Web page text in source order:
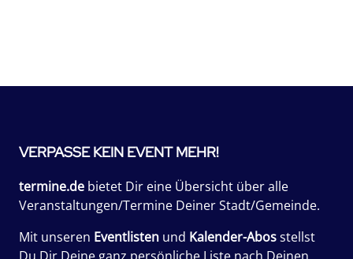
VERPASSE KEIN EVENT MEHR!
termine.de bietet Dir eine Übersicht über alle
Veranstaltungen/Termine Deiner Stadt/Gemeinde.
Mit unseren Eventlisten und Kalender-Abosstellst
Du Dir Deine ganz persönliche Liste nach Deinen